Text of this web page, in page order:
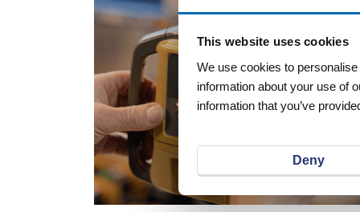
This website uses cookies
We use cookies to
information about your use of
information that you’ve
Deny